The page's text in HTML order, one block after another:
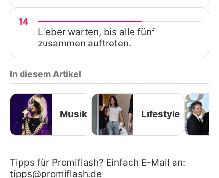
14
Lieber warten, bis alle fünf
zusammen auftreten.
In diesem Artikel
Musik Lifestyle
Tipps für Promiflash? Einfach E-Mail an:
tipps@promiflash.de